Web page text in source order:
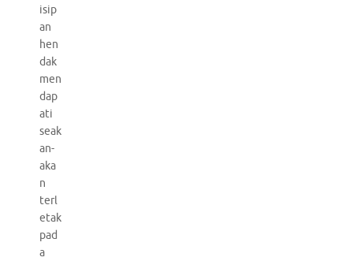
isip
an
hen
dak
men
dap
ati
seak
an-
aka
n
terl
etak
pad
a